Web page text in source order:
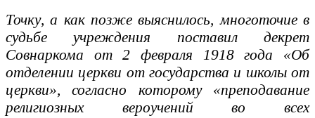
Точку, а как позже выяснилось, многоточие в
судьбе учреждения поставил декрет
Совнаркома от 2 февраля 1918 года «Об
отделении церкви от государства и школы от
церкви», согласно которому «преподавание
религиозных вероучений во всех